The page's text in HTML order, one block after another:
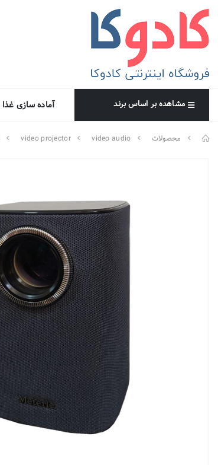
مشاهده بر اساس برند آماده سازی غذا
محصولات video audio
video projector